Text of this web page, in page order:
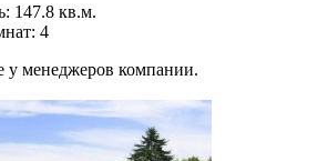
147.8 кв.м.
4
у менеджеров компании.